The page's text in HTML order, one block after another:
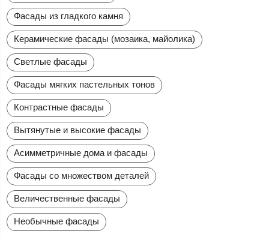
Фасады из гладкого камня
Керамические фасады (мозаика, майолика)
Светлые фасады
Фасады мягких пастельных тонов
Контрастные фасады
Вытянутые и высокие фасады
Асимметричные дома и фасады
Фасады со множеством деталей
Величественные фасады
Необычные фасады